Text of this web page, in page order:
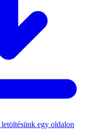
egy oldalon